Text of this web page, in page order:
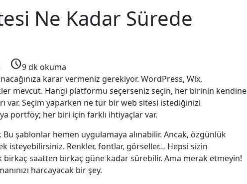
Ne Kadar Sürede
schedule9 dk okuma
karar vermeniz gerekiyor. WordPress, Wix,
mevcut. Hangi platformu seçerseniz seçin, her birinin kendine
var. Seçim yaparken ne tür bir web sitesi istediğinizi
portföy; her biri için farklı ihtiyaçlar var.
Bu şablonlar hemen uygulamaya alınabilir. Ancak, özgünlük
isteyebilirsiniz. Renkler, fontlar, görseller… Hepsi sizin
birkaç saatten birkaç güne kadar sürebilir. Ama merak etmeyin!
harcayacak bir şey.